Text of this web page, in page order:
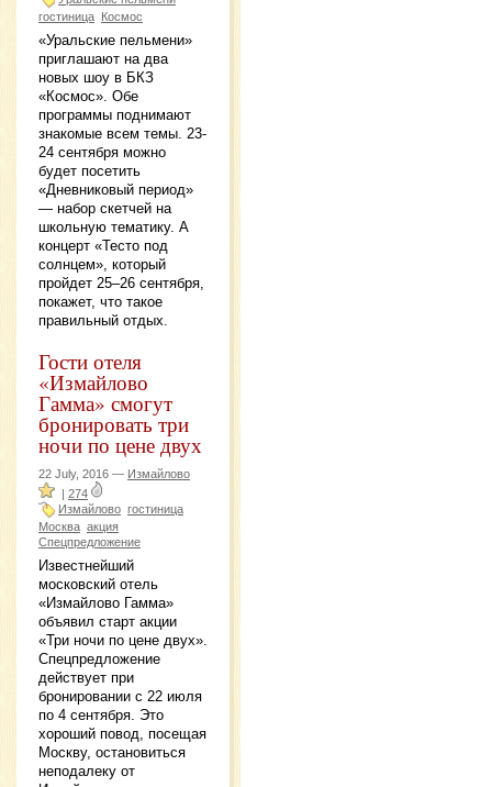
гостиница Космос
«Уральские пельмени»
приглашают на два
новых шоу в БКЗ
«Космос». Обе
программы поднимают
знакомые всем темы. 23-
24 сентября можно
будет посетить
«Дневниковый период»
— набор скетчей на
школьную тематику. А
концерт «Тесто под
солнцем», который
пройдет 25–26 сентября,
покажет, что такое
правильный отдых.
Гости отеля
«Измайлово
Гамма» смогут
бронировать три
ночи по цене двух
22 July, 2016 — Измайлово
| 274
Измайлово гостиница
Москва акция
Спецпредложение
Известнейший
московский отель
«Измайлово Гамма»
объявил старт акции
«Три ночи по цене двух».
Спецпредложение
действует при
бронировании с 22 июля
по 4 сентября. Это
хороший повод, посещая
Москву, остановиться
неподалеку от